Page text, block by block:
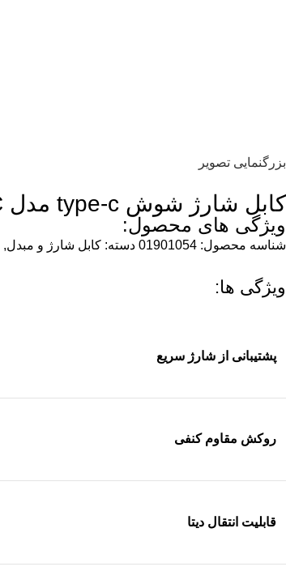
بزرگنمایی تصویر
کابل شارژ شوش type-c مدل SH-116C
ویژگی های محصول:
شناسه محصول: 01901054 دسته: کابل شارژ و مبدل,
ویژگی ها:
پشتیبانی از شارژ سریع
روکش مقاوم کنفی
قابلیت انتقال دیتا